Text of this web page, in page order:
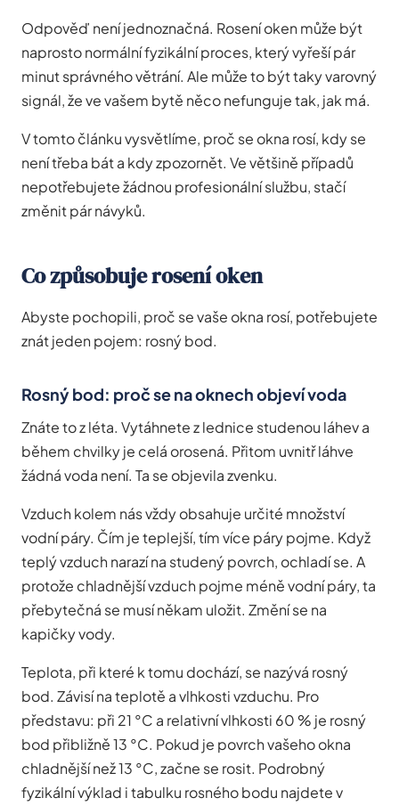
Odpověď není jednoznačná. Rosení oken může být
naprosto normální fyzikální proces, který vyřeší pár
minut správného větrání. Ale může to být taky varovný
signál, že ve vašem bytě něco nefunguje tak, jak má.
V tomto článku vysvětlíme, proč se okna rosí, kdy se
není třeba bát a kdy zpozornět. Ve většině případů
nepotřebujete žádnou profesionální službu, stačí
změnit pár návyků.
Co způsobuje rosení oken
Abyste pochopili, proč se vaše okna rosí, potřebujete
znát jeden pojem: rosný bod.
Rosný bod: proč se na oknech objeví voda
Znáte to z léta. Vytáhnete z lednice studenou láhev a
během chvilky je celá orosená. Přitom uvnitř láhve
žádná voda není. Ta se objevila zvenku.
Vzduch kolem nás vždy obsahuje určité množství
vodní páry. Čím je teplejší, tím více páry pojme. Když
teplý vzduch narazí na studený povrch, ochladí se. A
protože chladnější vzduch pojme méně vodní páry, ta
přebytečná se musí někam uložit. Změní se na
kapičky vody.
Teplota, při které k tomu dochází, se nazývá rosný
bod. Závisí na teplotě a vlhkosti vzduchu. Pro
představu: při 21 °C a relativní vlhkosti 60 % je rosný
bod přibližně 13 °C. Pokud je povrch vašeho okna
chladnější než 13 °C, začne se rosit. Podrobný
fyzikální výklad i tabulku rosného bodu najdete v